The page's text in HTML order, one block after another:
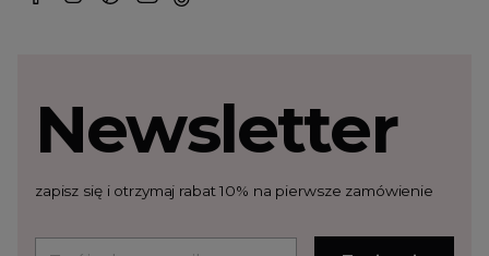
Newsletter
zapisz się i otrzymaj rabat 10% na pierwsze zamówienie